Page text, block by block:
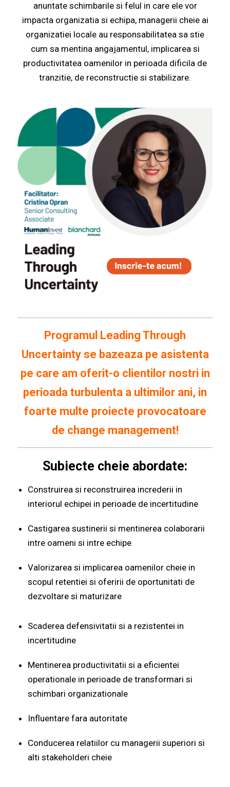
anuntate schimbarile si felul in care ele vor
impacta organizatia si echipa, managerii cheie ai
organizatiei locale au responsabilitatea sa stie
cum sa mentina angajamentul, implicarea si
productivitatea oamenilor in perioada dificila de
tranzitie, de reconstructie si stabilizare.
Programul Leading Through
Uncertainty se bazeaza pe asistenta
pe care am oferit-o clientilor nostri in
perioada turbulenta a ultimilor ani, in
foarte multe proiecte provocatoare
de change management!
Subiecte cheie abordate:
Construirea si reconstruirea increderii in
interiorul echipei in perioade de incertitudine
Castigarea sustinerii si mentinerea colaborarii
intre oameni si intre echipe
Valorizarea si implicarea oamenilor cheie in
scopul retentiei si oferirii de oportunitati de
dezvoltare si maturizare
Scaderea defensivitatii si a rezistentei in
incertitudine
Mentinerea productivitatii si a eficientei
operationale in perioade de transformari si
schimbari organizationale
Influentare fara autoritate
Conducerea relatiilor cu managerii superiori si
alti stakeholderi cheie